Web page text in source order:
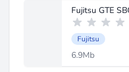
Fujitsu
6.9Mb